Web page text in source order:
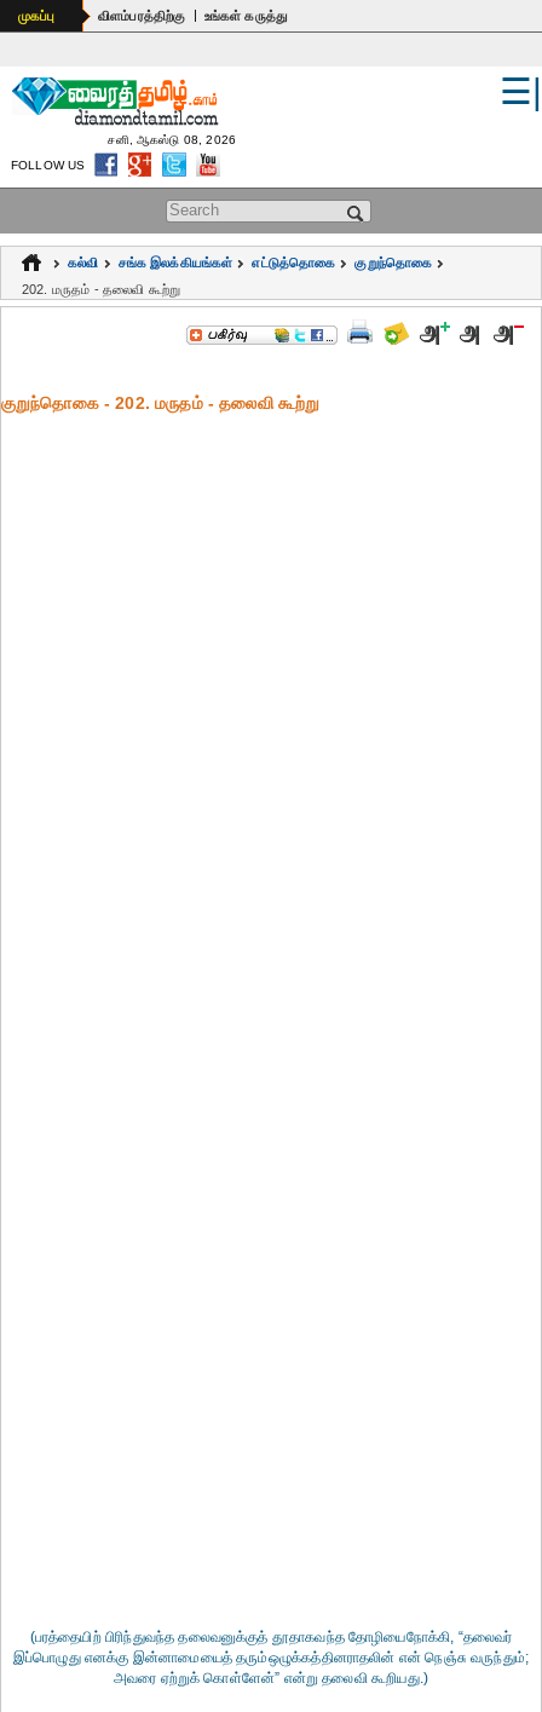
உலகம்
பொதுஅறிவு
கல்வி
ஆன்மிகம்
முகப்பு விளம்பரத்திற்கு | உங்கள் கருத்து
Search form
☰|
சனி, ஆகஸ்டு 08, 2026
FOLLOW US
கல்வி சங்க இலக்கியங்கள் எட்டுத்தொகை
குறுந்தொகை
202. மருதம் - தலைவி கூற்று
குறுந்தொகை - 202. மருதம் - தலைவி கூற்று
(பரத்தையிற் பிரிந்துவந்த தலைவனுக்குத் தூதாகவந்த தோழியைநோக்கி, “தலைவர்
இப்பொழுது எனக்கு இன்னாமையைத் தரும்ஒழுக்கத்தினராதலின் என் நெஞ்சு வருந்தும்;
அவரை ஏற்றுக் கொள்ளேன்” என்று தலைவி கூறியது.)